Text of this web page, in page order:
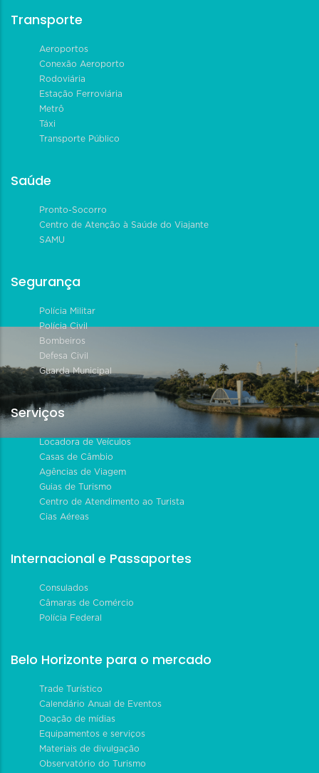
Transporte
Aeroportos
Conexão Aeroporto
Rodoviária
Estação Ferroviária
Metrô
Táxi
Transporte Público
Saúde
Pronto-Socorro
Centro de Atenção à Saúde do Viajante
SAMU
Segurança
Polícia Militar
Polícia Civil
Bombeiros
Defesa Civil
Guarda Municipal
Serviços
Locadora de Veículos
Casas de Câmbio
Agências de Viagem
Guias de Turismo
Centro de Atendimento ao Turista
Cias Aéreas
Internacional e Passaportes
Consulados
Câmaras de Comércio
Polícia Federal
Belo Horizonte para o mercado
Trade Turístico
Calendário Anual de Eventos
Doação de mídias
Equipamentos e serviços
Materiais de divulgação
Observatório do Turismo